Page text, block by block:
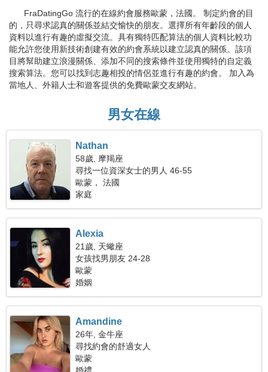
FraDatingGo 流行的在線約會服務歐蒙，法國。 制定約會的目
的，只尋求認真的關係並結交愉快的朋友。選擇所有年齡段的個人
資料以進行有趣的虛擬交流。具有獨特匹配算法的個人資料比較功
能允許您使用新技術創建有效的約會系統以建立認真的關係。該項
目將幫助建立浪漫關係、添加不同的搜索條件並使用獨特的自定義
搜索算法。您可以找到志趣相投的情侶並進行有趣的約會。 加入為
當地人、外籍人士和遊客提供的免費歐蒙交友網站。
男女在線
Nathan
58歲, 摩羯座
尋找一位資深女士的男人 46-55
歐蒙， 法國
家庭
Alexia
21歲, 天蠍座
女孩找男朋友 24-28
歐蒙
婚姻
Amandine
26年, 金牛座
尋找約會的舒適女人
歐蒙